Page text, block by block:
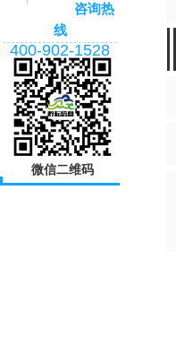
咨询热
线
400-902-1528
微信二维码